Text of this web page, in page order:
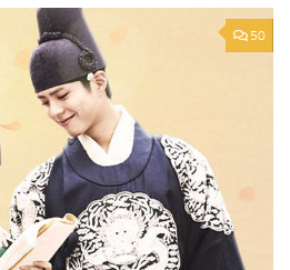
50